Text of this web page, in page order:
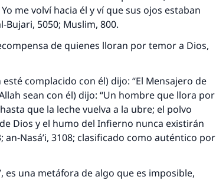
me volví hacia él y ví que sus ojos estaban
5050; Muslim, 800.
de quienes lloran por temor a Dios,
complacido con él) dijo: “El Mensajero de
sean con él) dijo: “Un hombre que llora por
que la leche vuelva a la ubre; el polvo
Dios y el humo del Infierno nunca existirán
Nasá’i, 3108; clasificado como auténtico por
es una metáfora de algo que es imposible,